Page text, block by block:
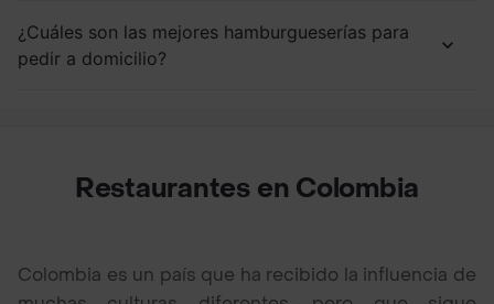
¿Cuáles son las mejores hamburgueserías para
pedir a domicilio?
Restaurantes en Colombia
Colombia es un país que ha recibido la influencia de